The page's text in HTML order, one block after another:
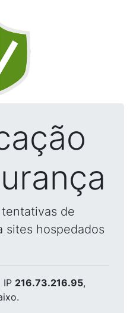
de
sites hospedados
IP 216.73.216.95,